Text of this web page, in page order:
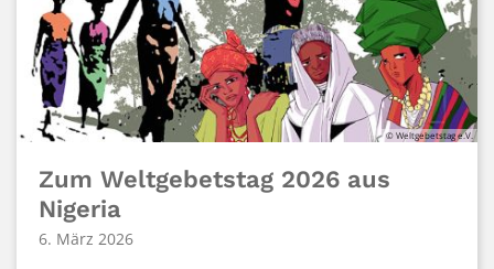
© Weltgebetstag e.V.
Zum Weltgebetstag 2026 aus
Nigeria
6. März 2026